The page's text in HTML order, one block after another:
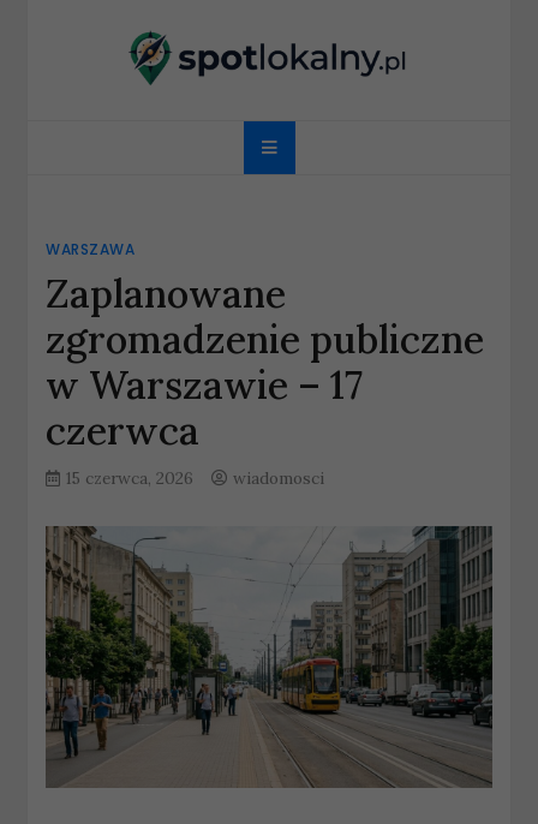
spotlokalny.pl
WARSZAWA
Zaplanowane
zgromadzenie publiczne
w Warszawie – 17
czerwca
15 czerwca, 2026 wiadomosci